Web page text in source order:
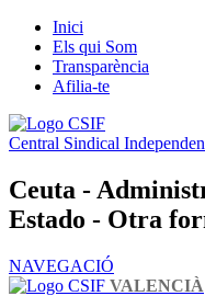
Inici
Els qui Som
Transparència
Afilia-te
Central Sindical
Ceuta -
Estado - Otra
NAVEGACIÓ
VALENCIÀ